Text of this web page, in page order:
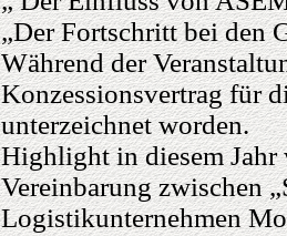
„Der Fortschritt bei den
Während der
Konzessionsvertrag für
unterzeichnet worden.
Highlight in diesem Jahr
Vereinbarung zwischen
Logistikunternehmen